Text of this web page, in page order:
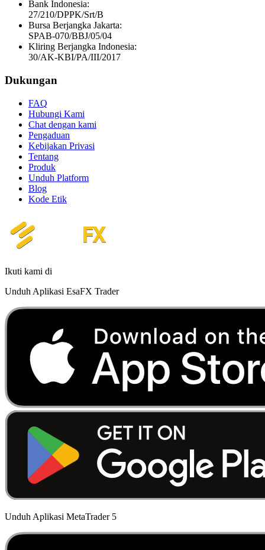
Bank Indonesia:
27/210/DPPK/Srt/B
Bursa Berjangka Jakarta:
SPAB-070/BBJ/05/04
Kliring Berjangka Indonesia:
30/AK-KBI/PA/III/2017
Dukungan
FAQ
Hubungi Kami
Chat dengan kami
Pengaduan
Kebijakan Privasi
Tentang
Produk
Unduh Platform
Blog
Kode Etik
Ikuti kami di
Unduh Aplikasi EsaFX Trader
Unduh Aplikasi MetaTrader 5